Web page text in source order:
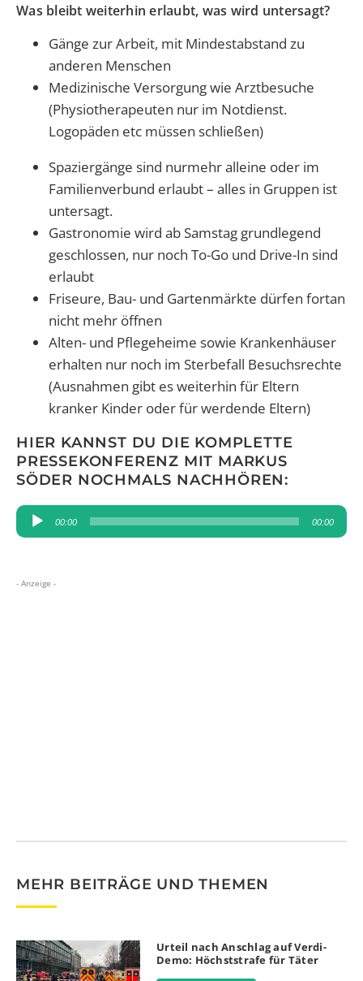
Was bleibt weiterhin erlaubt, was wird untersagt?
Gänge zur Arbeit, mit Mindestabstand zu
anderen Menschen
Medizinische Versorgung wie Arztbesuche
(Physiotherapeuten nur im Notdienst.
Logopäden etc müssen schließen)
Spaziergänge sind nurmehr alleine oder im
Familienverbund erlaubt – alles in Gruppen ist
untersagt.
Gastronomie wird ab Samstag grundlegend
geschlossen, nur noch To-Go und Drive-In sind
erlaubt
Friseure, Bau- und Gartenmärkte dürfen fortan
nicht mehr öffnen
Alten- und Pflegeheime sowie Krankenhäuser
erhalten nur noch im Sterbefall Besuchsrechte
(Ausnahmen gibt es weiterhin für Eltern
kranker Kinder oder für werdende Eltern)
HIER KANNST DU DIE KOMPLETTE
PRESSEKONFERENZ MIT MARKUS
SÖDER NOCHMALS NACHHÖREN:
Audio-
Player
00:00 00:00
- Anzeige -
MEHR BEITRÄGE UND THEMEN
Urteil nach Anschlag auf Verdi-
Demo: Höchststrafe für Täter